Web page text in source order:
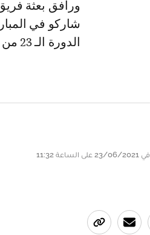
ورافق بعثة فريق الوداد التي شدت الرحال إلى جوهانسبورغ، بعض اللاعبين الذين
شاركو في
الدورة الـ 23 من البطولة الوطنية الاحترافية.
في 23/06/2021 على الساعة 11:32